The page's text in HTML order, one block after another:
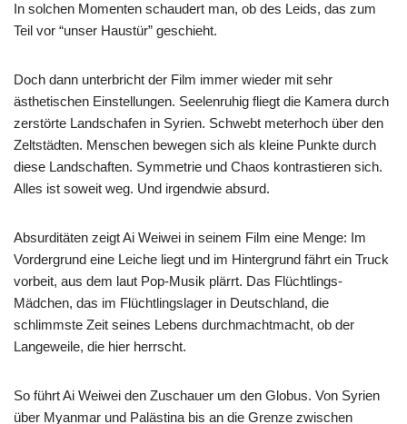
In solchen Momenten schaudert man, ob des Leids, das zum
Teil vor “unser Haustür” geschieht.
Doch dann unterbricht der Film immer wieder mit sehr
ästhetischen Einstellungen. Seelenruhig fliegt die Kamera durch
zerstörte Landschafen in Syrien. Schwebt meterhoch über den
Zeltstädten. Menschen bewegen sich als kleine Punkte durch
diese Landschaften. Symmetrie und Chaos kontrastieren sich.
Alles ist soweit weg. Und irgendwie absurd.
Absurditäten zeigt Ai Weiwei in seinem Film eine Menge: Im
Vordergrund eine Leiche liegt und im Hintergrund fährt ein Truck
vorbeit, aus dem laut Pop-Musik plärrt. Das Flüchtlings-
Mädchen, das im Flüchtlingslager in Deutschland, die
schlimmste Zeit seines Lebens durchmachtmacht, ob der
Langeweile, die hier herrscht.
So führt Ai Weiwei den Zuschauer um den Globus. Von Syrien
über Myanmar und Palästina bis an die Grenze zwischen